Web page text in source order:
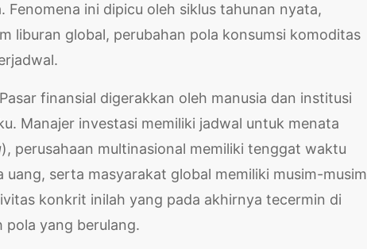
ini dipicu oleh siklus tahunan nyata,
liburan global, perubahan pola konsumsi komoditas
finansial digerakkan oleh manusia dan institusi
Manajer investasi memiliki jadwal untuk menata
), perusahaan multinasional memiliki tenggat waktu
serta masyarakat global memiliki musim-musim
konkrit inilah yang pada akhirnya tecermin di
pola yang berulang.